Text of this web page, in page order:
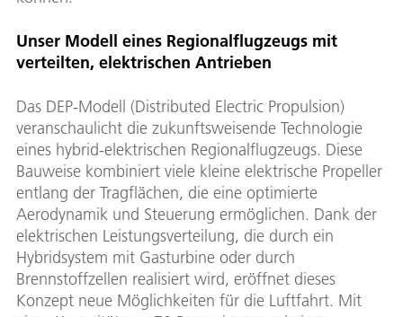
Unser Modell eines Regionalflugzeugs mit
verteilten, elektrischen Antrieben
Das DEP-Modell (Distributed Electric Propulsion)
veranschaulicht die zukunftsweisende Technologie
eines hybrid-elektrischen Regionalflugzeugs. Diese
Bauweise kombiniert viele kleine elektrische Propeller
entlang der Tragflächen, die eine optimierte
Aerodynamik und Steuerung ermöglichen. Dank der
elektrischen Leistungsverteilung, die durch ein
Hybridsystem mit Gasturbine oder durch
Brennstoffzellen realisiert wird, eröffnet dieses
Konzept neue Möglichkeiten für die Luftfahrt. Mit